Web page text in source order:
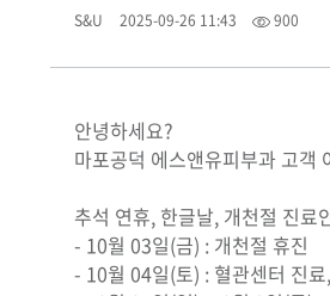
S&U 2025-09-26 11:43 900
안녕하세요?
마포공덕 에스앤유피부과 고객
추석 연휴, 한글날, 개천절 진료
- 10월 03일(금) : 개천절 휴진
- 10월 04일(토) : 혈관센터 진